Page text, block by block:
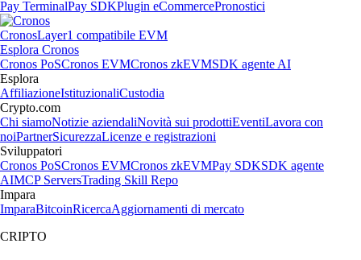
Pay TerminalPay SDKPlugin eCommercePronostici
CronosLayer1 compatibile EVM
Esplora Cronos
Cronos PoSCronos EVMCronos zkEVMSDK agente AI
Esplora
AffiliazioneIstituzionaliCustodia
Crypto.com
Chi siamoNotizie aziendaliNovità sui prodottiEventiLavora con
noiPartnerSicurezzaLicenze e registrazioni
Sviluppatori
Cronos PoSCronos EVMCronos zkEVMPay SDKSDK agente
AIMCP ServersTrading Skill Repo
Impara
ImparaBitcoinRicercaAggiornamenti di mercato
CRIPTO